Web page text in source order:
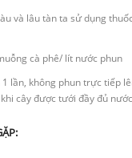
và lâu tàn ta sử dụng
cà phê/ lít nước phun
lần, không phun trực tiếp
cây được tưới đầy đủ